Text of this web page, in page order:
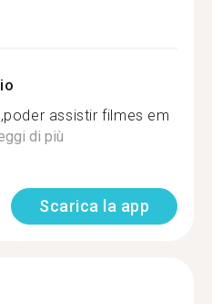
assistir filmes em
di più
Scarica la app